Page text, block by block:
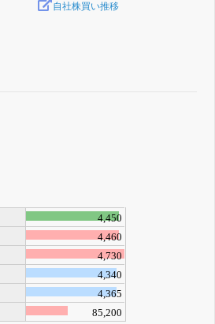
自社株買い推移
4,450
4,460
4,730
4,340
4,365
85,200